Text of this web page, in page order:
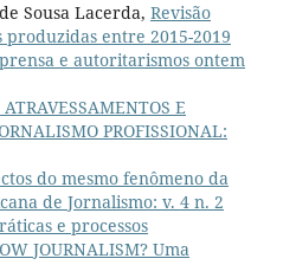
Sousa Lacerda, Revisão
entre 2015-2019
e autoritarismos ontem
E
PROFISSIONAL:
do mesmo fenômeno da
de Jornalismo: v. 4 n. 2
e processos
JOURNALISM? Uma